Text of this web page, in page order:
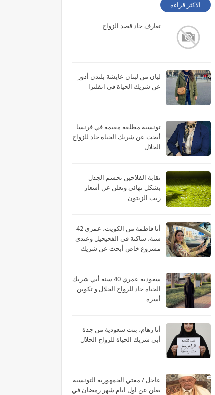
الاكثر قراءة
تعارف جاد قصد الزواج
ليان من لبنان عايشة بلندن أدور
عن شريك الحياة في انقلترا
تونسية مطلقة مقيمة في فرنسا
أبحث عن شريك الحياة جاد للزواج
الحلال
نقابة الفلاحين تحسم الجدل
بشكل نهائي وتعلن عن أسعار
زيت الزيتون
أنا فاطمة من الكويت، عمري 42
سنة، ساكنة في الفحيحيل وعندي
مشروع خاص أبحث عن شريك
سعودية عمري 40 سنة أبي شريك
الحياة جاد للزواج الحلال و تكوين
أسرة
أنا رهام، بنت سعودية من جدة
أبي شريك الحياة للزواج الحلال
عاجل / مفتي الجمهورية التونسية
يعلن عن اول ايام شهر رمضان في